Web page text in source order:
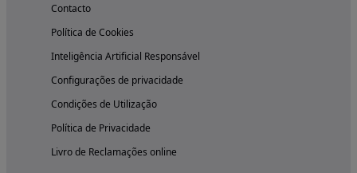
Contacto
Política de Cookies
Inteligência Artificial Responsável
Configurações de privacidade
Condições de Utilização
Política de Privacidade
Livro de Reclamações online